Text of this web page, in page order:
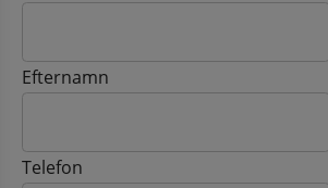
Efternamn
Telefon